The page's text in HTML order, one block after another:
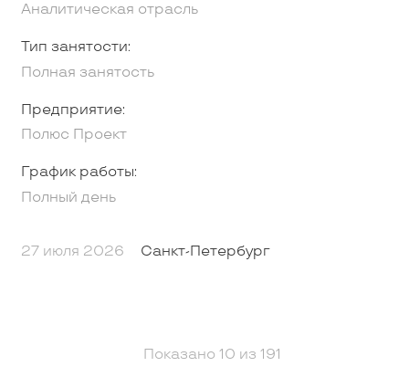
Аналитическая отрасль
Тип занятости:
Полная занятость
Предприятие:
Полюс Проект
График работы:
Полный день
27 июля 2026 Санкт-Петербург
Показано 10 из 191